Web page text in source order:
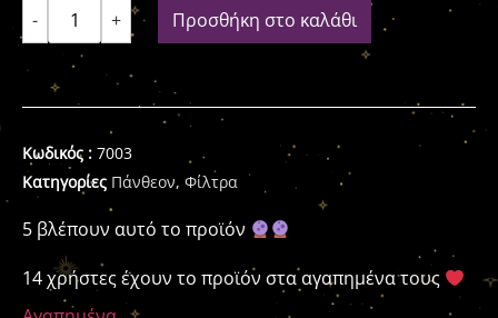
- + Προσθήκη στο καλάθι
Κωδικός : 7003
Κατηγορίες Πάνθεον, Φίλτρα
5 βλέπουν αυτό το προϊόν
14 χρήστες έχουν το προϊόν στα αγαπημένα τους